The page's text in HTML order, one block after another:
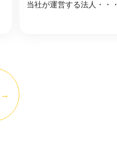
当社が運営する法人・・・